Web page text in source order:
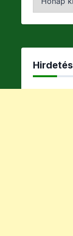
Hirdetés